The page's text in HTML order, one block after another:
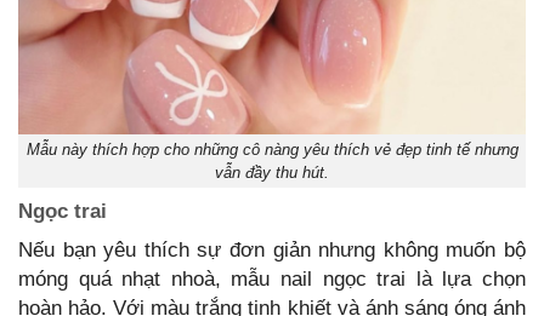
Mẫu này thích hợp cho những cô nàng yêu thích vẻ đẹp tinh tế nhưng
vẫn đầy thu hút.
Ngọc trai
Nếu bạn yêu thích sự đơn giản nhưng không muốn bộ
móng quá nhạt nhoà, mẫu nail ngọc trai là lựa chọn
hoàn hảo. Với màu trắng tinh khiết và ánh sáng óng ánh